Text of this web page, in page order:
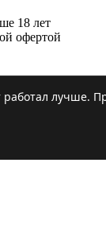
18 лет
офертой
лучше.